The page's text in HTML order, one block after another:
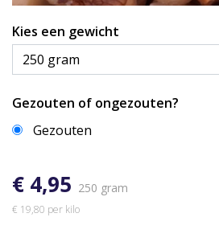
Kies een gewicht
Gezouten of ongezouten?
Gezouten
€ 4,95 250 gram
€ 19,80 per kilo